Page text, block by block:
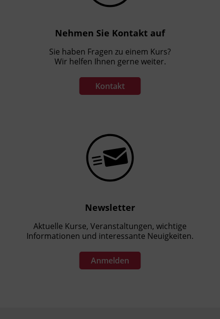
Nehmen Sie Kontakt auf
Sie haben Fragen zu einem Kurs?
Wir helfen Ihnen gerne weiter.
Kontakt
Newsletter
Aktuelle Kurse, Veranstaltungen, wichtige
Informationen und interessante Neuigkeiten.
Anmelden